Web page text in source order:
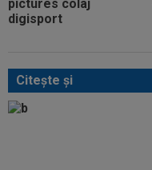
Citeşte şi